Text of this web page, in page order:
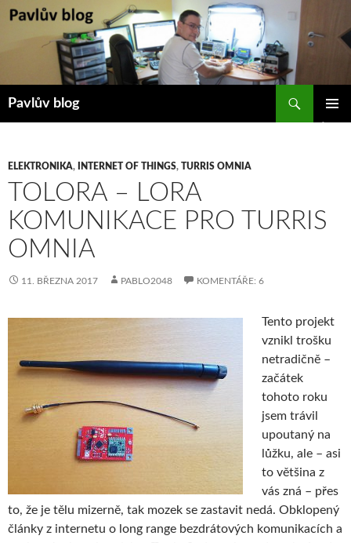
Přejít
Pavlův blog
ELEKTRONIKA, INTERNET OF THINGS, TURRIS OMNIA
TOLORA – LORA
KOMUNIKACE PRO TURRIS
OMNIA
11. BŘEZNA 2017 PABLO2048 KOMENTÁŘE: 6
Tento projekt
vznikl trošku
netradičně –
začátek
tohoto roku
jsem trávil
upoutaný na
lůžku, ale – asi
to většina z
vás zná – přes
to, že je tělu mizerně, tak mozek se zastavit nedá. Obklopený
články z internetu o long range bezdrátových komunikacích a